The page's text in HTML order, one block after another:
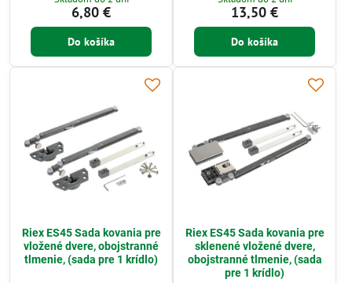
6,80 €
Do košíka
13,50 €
Do košíka
Riex ES45 Sada kovania pre
vložené dvere, obojstranné
tlmenie, (sada pre 1 krídlo)
Riex ES45 Sada kovania pre
sklenené vložené dvere,
obojstranné tlmenie, (sada
pre 1 krídlo)